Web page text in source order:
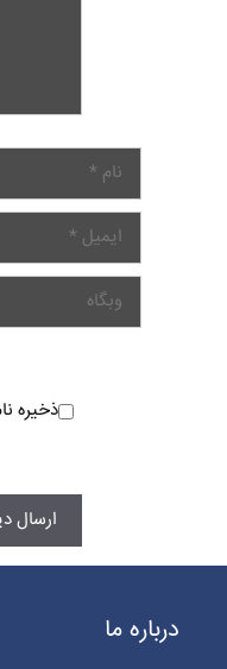
ذخیره
درباره ما